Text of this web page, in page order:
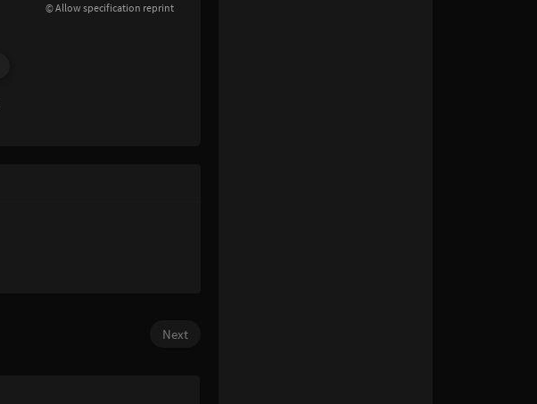
© Allow specification reprint
Next